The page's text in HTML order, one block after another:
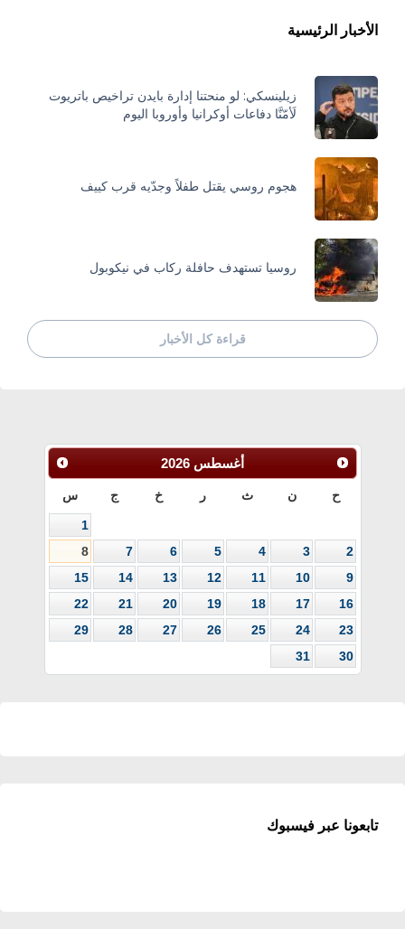
الأخبار الرئيسية
زيلينسكي: لو منحتنا إدارة بايدن تراخيص باتريوت
لَأمّنَّا دفاعات أوكرانيا وأوروبا اليوم
هجوم روسي يقتل طفلاً وجدّيه قرب كييف
روسيا تستهدف حافلة ركاب في نيكوبول
قراءة كل الأخبار
أغسطس 2026
ح ن ث ر خ ج س
1
2
3
4
5
6
7
8
9
10
11
12
13
14
15
16
17
18
19
20
21
22
23
24
25
26
27
28
29
30
31
تابعونا عبر فيسبوك